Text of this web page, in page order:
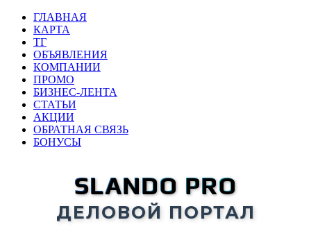
ГЛАВНАЯ
КАРТА
ТГ
ОБЪЯВЛЕНИЯ
КОМПАНИИ
ПРОМО
БИЗНЕС-ЛЕНТА
СТАТЬИ
АКЦИИ
ОБРАТНАЯ СВЯЗЬ
БОНУСЫ
SLANDO PRO
ДЕЛОВОЙ ПОРТАЛ